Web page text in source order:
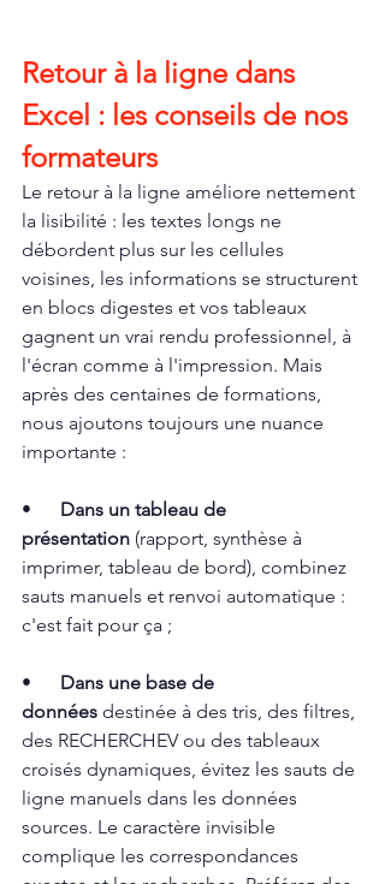
Retour à la ligne dans
Excel : les conseils de nos
formateurs
Le retour à la ligne améliore nettement
la lisibilité : les textes longs ne
débordent plus sur les cellules
voisines, les informations se structurent
en blocs digestes et vos tableaux
gagnent un vrai rendu professionnel, à
l'écran comme à l'impression. Mais
après des centaines de formations,
nous ajoutons toujours une nuance
importante :
• Dans un tableau de
présentation (rapport, synthèse à
imprimer, tableau de bord), combinez
sauts manuels et renvoi automatique :
c'est fait pour ça ;
• Dans une base de
données destinée à des tris, des filtres,
des RECHERCHEV ou des tableaux
croisés dynamiques, évitez les sauts de
ligne manuels dans les données
sources. Le caractère invisible
complique les correspondances